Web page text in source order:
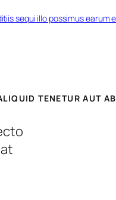
sequi illo possimus
TENETUR AUT